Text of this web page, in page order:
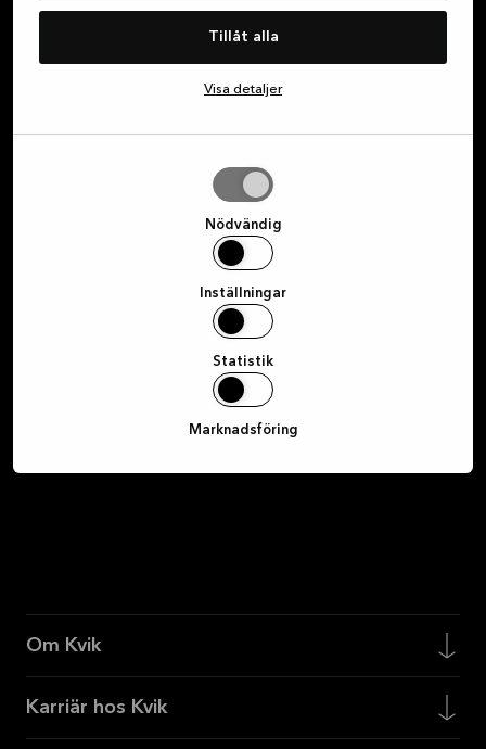
Tillåt alla
Visa detaljer
Nödvändig
Inställningar
Statistik
Marknadsföring
Jag samtycker härmed till att ta emot marknadsföring
från Kvik via e-post, SMS, Instagram och Facebook
gällande Kviks produktsortiment. Samtycket kan när som
helst återkallas genom att klicka på länken längst ner i ett
Registrera dig
Om Kvik
Karriär hos Kvik